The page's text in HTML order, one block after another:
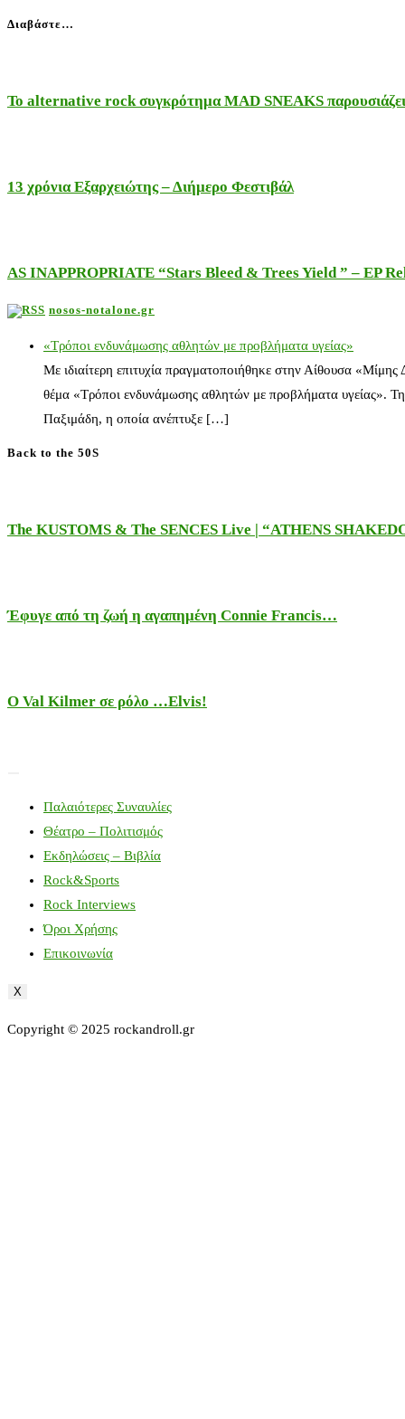
Διαβάστε…
Το alternative rock συγκρότημα MAD SNEAKS
13 χρόνια Εξαρχειώτης – Διήμερο Φεστιβάλ
AS INAPPROPRIATE “Stars Bleed & Trees Yield ” – EP
nosos-notalone.gr
«Τρόποι ενδυνάμωσης αθλητών με προβλήματα υγείας»
Με ιδιαίτερη επιτυχία πραγματοποιήθηκε στην Αίθουσα
θέμα «Τρόποι ενδυνάμωσης αθλητών με προβλήματα υγείας».
Παξιμάδη, η οποία ανέπτυξε […]
Back to the 50S
The KUSTOMS & The SENCES Live | “ATHENS
Έφυγε από τη ζωή η αγαπημένη Connie Francis…
Ο Val Kilmer σε ρόλο …Elvis!
Παλαιότερες Συναυλίες
Θέατρο – Πολιτισμός
Εκδηλώσεις – Βιβλία
Rock&Sports
Rock Interviews
Όροι Χρήσης
Επικοινωνία
X
Copyright © 2025 rockandroll.gr